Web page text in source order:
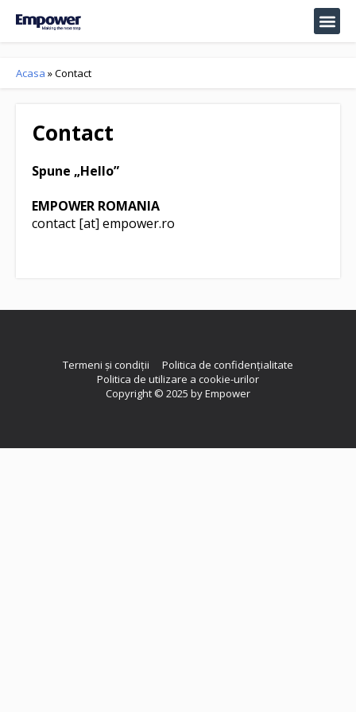
Acasa »Contact
Contact
Spune „Hello”
EMPOWER ROMANIA
contact [at] empower.ro
Termeni și condiții
Politica de confidențialitate
Politica de utilizare a cookie-urilor
Copyright © 2025 by Empower